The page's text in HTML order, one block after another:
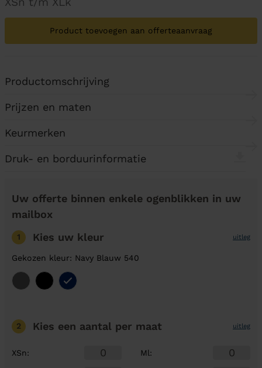
Product toevoegen aan offerteaanvraag
Productomschrijving
Prijzen en maten
Keurmerken
Druk- en borduurinformatie
Uw offerte binnen enkele ogenblikken in uw
mailbox
1 Kies uw kleur uitleg
Gekozen kleur: Navy Blauw 540
2 Kies een aantal per maat uitleg
XSn: Ml: